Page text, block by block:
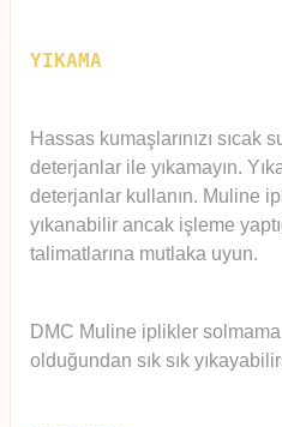
YIKAMA
Hassas kumaşlarınızı sıcak
deterjanlar ile yıkamayın.
deterjanlar kullanın. Muline
yıkanabilir ancak işleme
talimatlarına mutlaka uyun.
DMC Muline iplikler
olduğundan sık sık